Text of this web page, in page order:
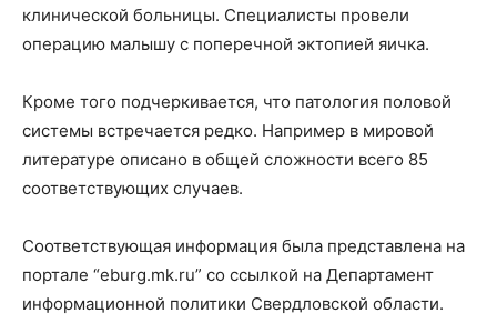
клинической больницы. Специалисты провели
операцию малышу с поперечной эктопией яичка.
Кроме того подчеркивается, что патология половой
системы встречается редко. Например в мировой
литературе описано в общей сложности всего 85
соответствующих случаев.
Соответствующая информация была представлена на
портале “eburg.mk.ru” со ссылкой на Департамент
информационной политики Свердловской области.